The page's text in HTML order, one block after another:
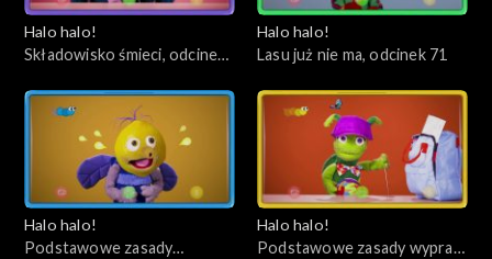
Halo halo!
Składowisko śmieci, odcinek
Halo halo!
Lasu już nie ma, odcinek 71
Halo halo!
Podstawowe zasady
Halo halo!
Podstawowe zasady wypraw